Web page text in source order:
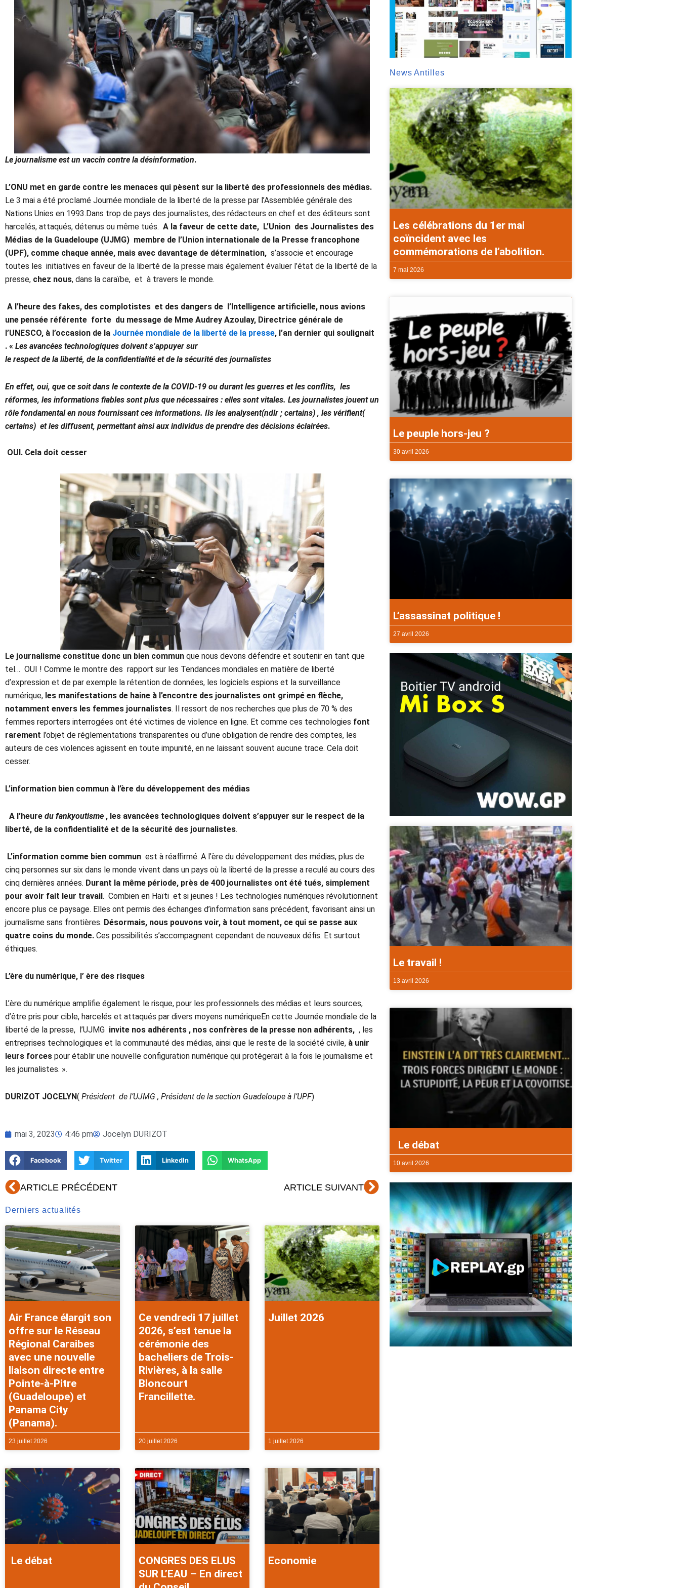
Le journalisme est un vaccin contre la désinformation.
L’ONU met en garde contre les menaces qui pèsent sur la liberté des professionnels des médias.
Le 3 mai a été proclamé Journée mondiale de la liberté de la presse par l’Assemblée générale des
Nations Unies en 1993.Dans trop de pays des journalistes, des rédacteurs en chef et des éditeurs sont
harcelés, attaqués, détenus ou même tués. A la faveur de cette date, L’Union des Journalistes des
Médias de la Guadeloupe (UJMG) membre de l’Union internationale de la Presse francophone
(UPF), comme chaque année, mais avec davantage de détermination, s’associe et encourage
toutes les initiatives en faveur de la liberté de la presse mais également évaluer l’état de la liberté de la
presse, chez nous, dans la caraïbe, et à travers le monde.
A l’heure des fakes, des complotistes et des dangers de l’Intelligence artificielle, nous avions
une pensée référente forte du message de Mme Audrey Azoulay, Directrice générale de
l’UNESCO, à l’occasion de la Journée mondiale de la liberté de la presse, l’an dernier qui soulignait
. « Les avancées technologiques doivent s’appuyer sur
le respect de la liberté, de la confidentialité et de la sécurité des journalistes
En effet, oui, que ce soit dans le contexte de la COVID-19 ou durant les guerres et les conflits, les
réformes, les informations fiables sont plus que nécessaires : elles sont vitales. Les journalistes jouent un
rôle fondamental en nous fournissant ces informations. Ils les analysent(ndlr ; certains) , les vérifient(
certains) et les diffusent, permettant ainsi aux individus de prendre des décisions éclairées.
OUI. Cela doit cesser
Le journalisme constitue donc un bien commun que nous devons défendre et soutenir en tant que
tel… OUI ! Comme le montre des rapport sur les Tendances mondiales en matière de liberté
d’expression et de par exemple la rétention de données, les logiciels espions et la surveillance
numérique, les manifestations de haine à l’encontre des journalistes ont grimpé en flèche,
notamment envers les femmes journalistes. Il ressort de nos recherches que plus de 70 % des
femmes reporters interrogées ont été victimes de violence en ligne. Et comme ces technologies font
rarement l’objet de réglementations transparentes ou d’une obligation de rendre des comptes, les
auteurs de ces violences agissent en toute impunité, en ne laissant souvent aucune trace. Cela doit
cesser.
L’information bien commun à l’ère du développement des médias
A l’heure du fankyoutisme , les avancées technologiques doivent s’appuyer sur le respect de la
liberté, de la confidentialité et de la sécurité des journalistes.
L’information comme bien commun est à réaffirmé. A l’ère du développement des médias, plus de
cinq personnes sur six dans le monde vivent dans un pays où la liberté de la presse a reculé au cours des
cinq dernières années. Durant la même période, près de 400 journalistes ont été tués, simplement
pour avoir fait leur travail . Combien en Haïti et si jeunes ! Les technologies numériques révolutionnent
encore plus ce paysage. Elles ont permis des échanges d’information sans précédent, favorisant ainsi un
journalisme sans frontières. Désormais, nous pouvons voir, à tout moment, ce qui se passe aux
quatre coins du monde. Ces possibilités s’accompagnent cependant de nouveaux défis. Et surtout
éthiques.
L’ère du numérique, l’ ère des risques
L’ère du numérique amplifie également le risque, pour les professionnels des médias et leurs sources,
d’être pris pour cible, harcelés et attaqués par divers moyens numériqueEn cette Journée mondiale de la
liberté de la presse, l’UJMG invite nos adhérents , nos confrères de la presse non adhérents, , les
entreprises technologiques et la communauté des médias, ainsi que le reste de la société civile, à unir
leurs forces pour établir une nouvelle configuration numérique qui protégerait à la fois le journalisme et
les journalistes. ».
DURIZOT JOCELYN( Président de l’UJMG , Président de la section Guadeloupe à l’UPF)
mai 3, 2023 4:46 pm Jocelyn DURIZOT
Facebook Twitter LinkedIn WhatsApp
Précédent
ARTICLE PRÉCÉDENT ARTICLE SUIVANTSuivant
Derniers actualités
Air France élargit son
offre sur le Réseau
Régional Caraibes
avec une nouvelle
liaison directe entre
Pointe-à-Pitre
(Guadeloupe) et
Panama City
(Panama).
23 juillet 2026
Ce vendredi 17 juillet
2026, s’est tenue la
cérémonie des
bacheliers de Trois-
Rivières, à la salle
Bloncourt
Francillette.
20 juillet 2026
Juillet 2026
1 juillet 2026
Le débat
CONGRES DES ELUS
SUR L’EAU – En direct
Economie
News Antilles
Les célébrations du 1er mai
coïncident avec les
commémorations de l’abolition.
7 mai 2026
Le peuple hors-jeu ?
30 avril 2026
L’assassinat politique !
27 avril 2026
Le travail !
13 avril 2026
Le débat
10 avril 2026